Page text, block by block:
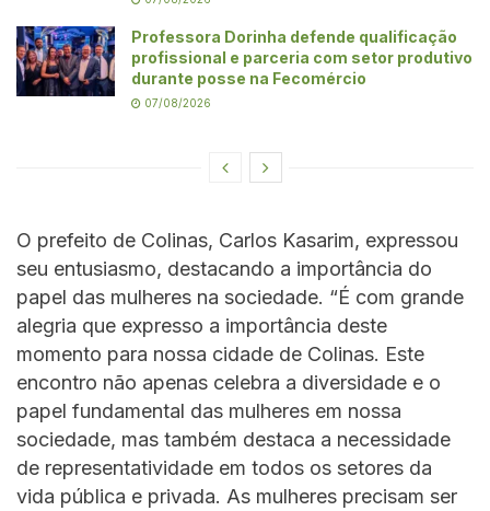
Professora Dorinha defende qualificação
profissional e parceria com setor produtivo
durante posse na Fecomércio
07/08/2026
O prefeito de Colinas, Carlos Kasarim, expressou
seu entusiasmo, destacando a importância do
papel das mulheres na sociedade. “É com grande
alegria que expresso a importância deste
momento para nossa cidade de Colinas. Este
encontro não apenas celebra a diversidade e o
papel fundamental das mulheres em nossa
sociedade, mas também destaca a necessidade
de representatividade em todos os setores da
vida pública e privada. As mulheres precisam ser